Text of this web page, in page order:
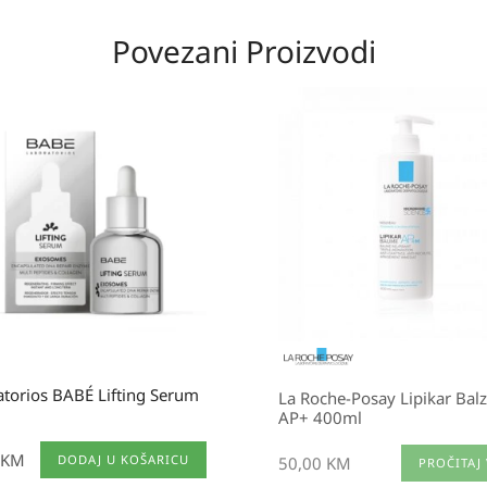
Povezani Proizvodi
BABÉ Lifting Serum
KM DODAJ U KOŠARICU
La Roche-Posay Lipikar
AP+ 400ml
50,00 KM PROČITAJ